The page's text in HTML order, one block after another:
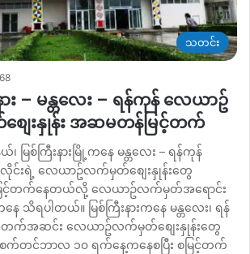
သတင်း
နား – မန္တလေး – ရန်ကုန် လေယာဥ်
ေးနှုန်း အဆမတန်မြင့်တက်
၊ မြစ်ကြီးနားမြို့ကနေ မန္တလေး – ရန်ကုန်
လိုင်းရဲ့ လေယာဥ်လက်မှတ်စျေးနှုန်းတွေ
င့်တက်နေတယ်လို့ လေယာဥ်လက်မှတ်အရောင်း
သိရပါတယ်။ မြစ်ကြီးနားကနေ မန္တလေး၊ ရန်
အဆင်း လေယာဥ်လက်မှတ်စျေးနှုန်းတွေ
စက်တင်ဘာလ ၁၀ ရက်နေ့ကနေစပြီး စမြင့်တက်